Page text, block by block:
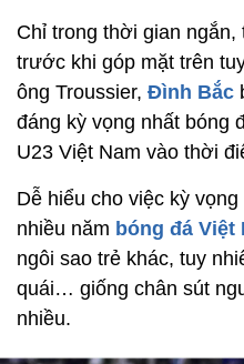
Chỉ trong thời gian
trước khi góp mặt trên
ông Troussier, Đình Bắc
đáng kỳ vọng nhất bóng
U23 Việt Nam vào thời
Dễ hiểu cho việc kỳ
nhiều năm bóng đá Việt
ngôi sao trẻ khác, tuy
quái… giống chân sút
nhiều.